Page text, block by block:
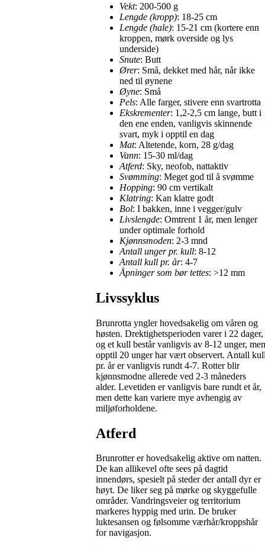
Vekt: 200-500 g
Lengde (kropp): 18-25 cm
Lengde (hale): 15-21 cm (kortere enn
kroppen, mørk overside og lys
underside)
Snute: Butt
Ører: Små, dekket med hår, når ikke
ned til øynene
Øyne: Små
Pels: Alle farger, stivere enn svartrotta
Ekskrementer: 1,2-2,5 cm lange, butt i
den ene enden, vanligvis skinnende
svart, myk i opptil en dag
Mat: Altetende, korn, 28 g/dag
Vann: 15-30 ml/dag
Atferd: Sky, neofob, nattaktiv
Svømming: Meget god til å svømme
Hopping: 90 cm vertikalt
Klatring: Kan klatre godt
Bol: I bakken, inne i vegger/gulv
Livslengde: Omtrent 1 år, men lenger
under optimale forhold
Kjønnsmoden: 2-3 mnd
Antall unger pr. kull: 8-12
Antall kull pr. år: 4-7
Åpninger som bør tettes: >12 mm
Livssyklus
Brunrotta yngler hovedsakelig om våren og
høsten. Drektighetsperioden varer i 22 dager,
og et kull består vanligvis av 8-12 unger, men
opptil 20 unger har vært observert. Antall
pr. år er vanligvis rundt 4-7. Rotter blir
kjønnsmodne allerede ved 2-3 måneders
alder. Levetiden er vanligvis bare rundt et år,
men dette kan variere mye avhengig av
miljøforholdene.
Atferd
Brunrotter er hovedsakelig aktive om natten.
De kan allikevel ofte sees på dagtid
innendørs, spesielt på steder der antall dyr er
høyt. De liker seg på mørke og skyggefulle
områder. Vandringsveier og territorium
markeres hyppig med urin. De bruker
luktesansen og følsomme værhår/kroppshår
for navigasjon.